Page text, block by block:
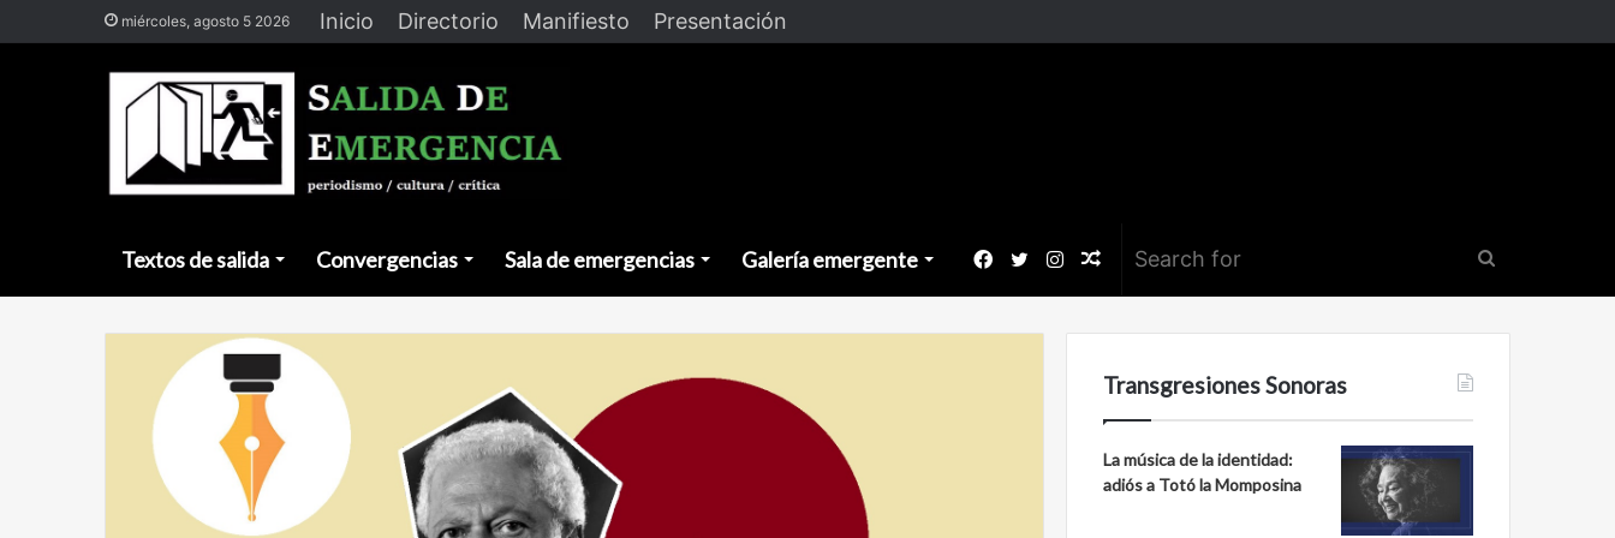
miércoles, agosto 5 2026 Inicio Directorio Manifiesto Presentación
Textos de salida Convergencias Sala de emergencias Galería emergente
for
Random
Article
Instagram
Twitter
Facebook
Transgresiones Sonoras
La música de la identidad:
adiós a Totó la Momposina